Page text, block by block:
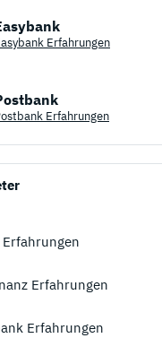
Erfahrungen
Erfahrungen
Erfahrungen
Erfahrungen